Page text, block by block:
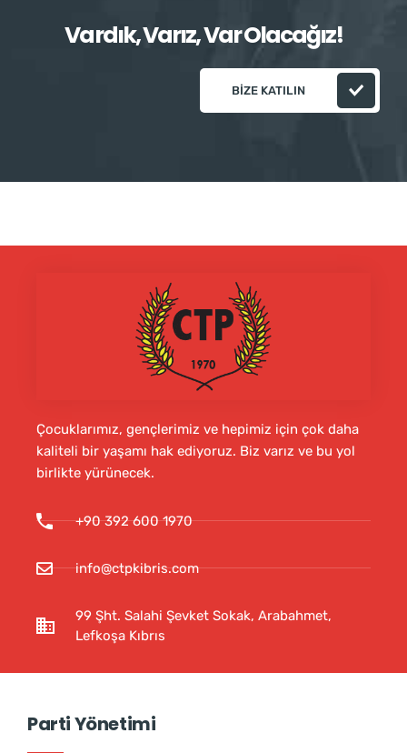
Vardık, Varız, Var Olacağız!
BIZE KATILIN
Çocuklarımız, gençlerimiz ve hepimiz için çok daha
kaliteli bir yaşamı hak ediyoruz. Biz varız ve bu yol
birlikte yürünecek.
+90 392 600 1970
info@ctpkibris.com
99 Şht. Salahi Şevket Sokak, Arabahmet,
Lefkoşa Kıbrıs
Parti Yönetimi